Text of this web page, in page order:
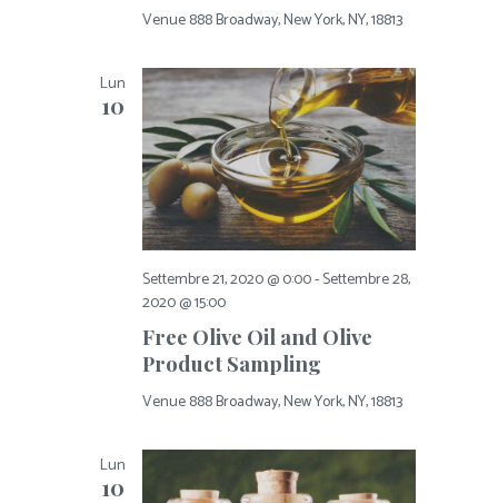
Venue888 Broadway, New York, NY, 18813
Lun
10
Free Olive Oil and Olive
Product Sampling
Settembre 21, 2020 @ 0:00-Settembre 28,
2020 @ 15:00
Venue888 Broadway, New York, NY, 18813
Lun
10